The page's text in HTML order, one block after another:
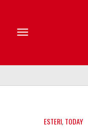
ESTERI,TODAY